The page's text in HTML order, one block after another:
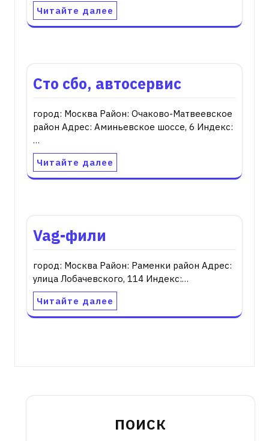
Читайте далее
Сто сбо, автосервис
город: Москва Район: Очаково-Матвеевское
район Адрес: Аминьевское шоссе, 6 Индекс:
…
Читайте далее
Vag-фили
город: Москва Район: Раменки район Адрес:
улица Лобачевского, 114 Индекс:…
Читайте далее
ПОИСК